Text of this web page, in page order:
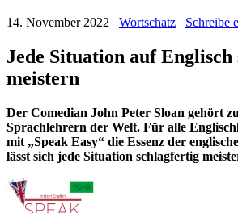
14. November 2022 Wortschatz Schreibe
Jede Situation auf
meistern
Der Comedian John Peter Sloan gehört
Sprachlehrern der Welt. Für alle
mit „Speak Easy“ die Essenz der
lässt sich jede Situation schlagfertig